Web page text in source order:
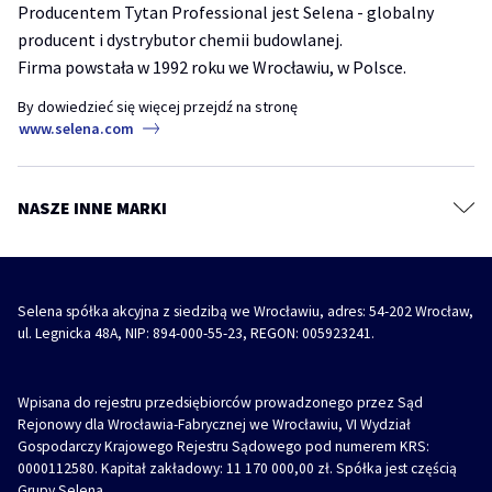
Strefa architekta
TYTAN Academy
TYTAN Industry
Diizocyjaniany
Folie, membrany, taśmy, kleje
Kotwy chemiczne
Farby, grunty i masy szpachlowe
Impregnaty, kity i szpachlówki do drewna
Środki ochronne i czyszczące
Pęknięcia, ubytki i szczeliny – jak prawidłowo przygotować ściany do
malowania?
piana piana montażowa revo 360
Producentem Tytan Professional jest Selena - globalny
producent i dystrybutor chemii budowlanej.
Firma powstała w 1992 roku we Wrocławiu, w Polsce.
By dowiedzieć się więcej przejdź na stronę
www.selena.com
NASZE INNE MARKI
Selena spółka akcyjna z siedzibą we Wrocławiu, adres: 54-202 Wrocław,
ul. Legnicka 48A, NIP: 894-000-55-23, REGON: 005923241.
Wpisana do rejestru przedsiębiorców prowadzonego przez Sąd
Rejonowy dla Wrocławia-Fabrycznej we Wrocławiu, VI Wydział
Gospodarczy Krajowego Rejestru Sądowego pod numerem KRS:
0000112580. Kapitał zakładowy: 11 170 000,00 zł. Spółka jest częścią